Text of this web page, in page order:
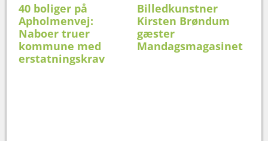
40 boliger på
Apholmenvej:
Naboer truer
kommune med
erstatningskrav
Billedkunstner
Kirsten Brøndum
gæster
Mandagsmagasinet